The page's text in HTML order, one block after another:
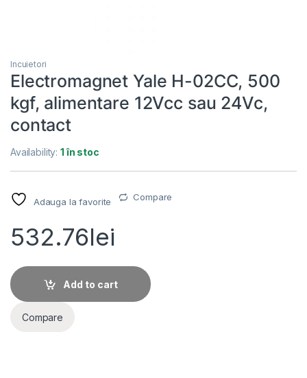
Incuietori
Electromagnet Yale H-02CC, 500
kgf, alimentare 12Vcc sau 24Vc,
contact
Availability:1 în stoc
Adauga la favorite Compare
532.76lei
Add to cart
Compare